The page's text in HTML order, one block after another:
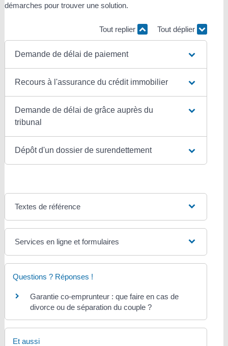
démarches pour trouver une solution.
Tout replier Tout déplier
Demande de délai de paiement
Recours à l'assurance du crédit immobilier
Demande de délai de grâce auprès du
tribunal
Dépôt d'un dossier de surendettement
Textes de référence
Services en ligne et formulaires
Questions ? Réponses !
Garantie co-emprunteur : que faire en cas de
divorce ou de séparation du couple ?
Et aussi